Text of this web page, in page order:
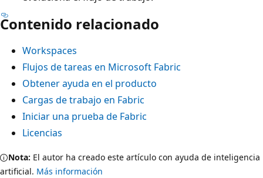
Contenido relacionado
Workspaces
Flujos de tareas en Microsoft Fabric
Obtener ayuda en el producto
Cargas de trabajo en Fabric
Iniciar una prueba de Fabric
Licencias
Nota: El autor ha creado este artículo con ayuda de inteligencia
artificial. Más información